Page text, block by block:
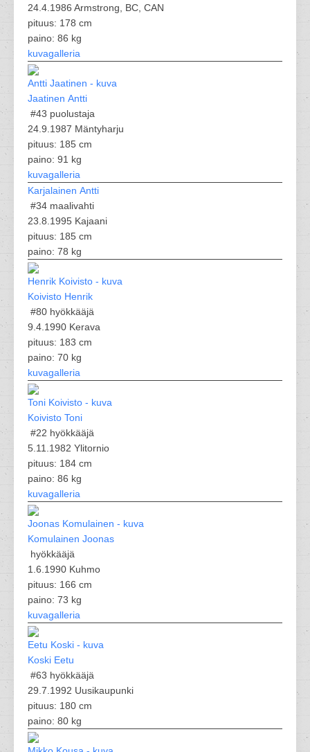
24.4.1986 Armstrong, BC, CAN
pituus: 178 cm
paino: 86 kg
kuvagalleria
Jaatinen Antti
#43 puolustaja
24.9.1987 Mäntyharju
pituus: 185 cm
paino: 91 kg
kuvagalleria
Karjalainen Antti
#34 maalivahti
23.8.1995 Kajaani
pituus: 185 cm
paino: 78 kg
Koivisto Henrik
#80 hyökkääjä
9.4.1990 Kerava
pituus: 183 cm
paino: 70 kg
kuvagalleria
Koivisto Toni
#22 hyökkääjä
5.11.1982 Ylitornio
pituus: 184 cm
paino: 86 kg
kuvagalleria
Komulainen Joonas
hyökkääjä
1.6.1990 Kuhmo
pituus: 166 cm
paino: 73 kg
kuvagalleria
Koski Eetu
#63 hyökkääjä
29.7.1992 Uusikaupunki
pituus: 180 cm
paino: 80 kg